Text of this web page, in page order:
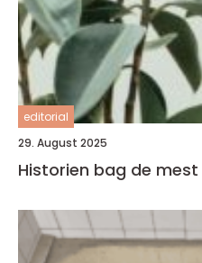
editorial
29. August 2025
Historien bag de